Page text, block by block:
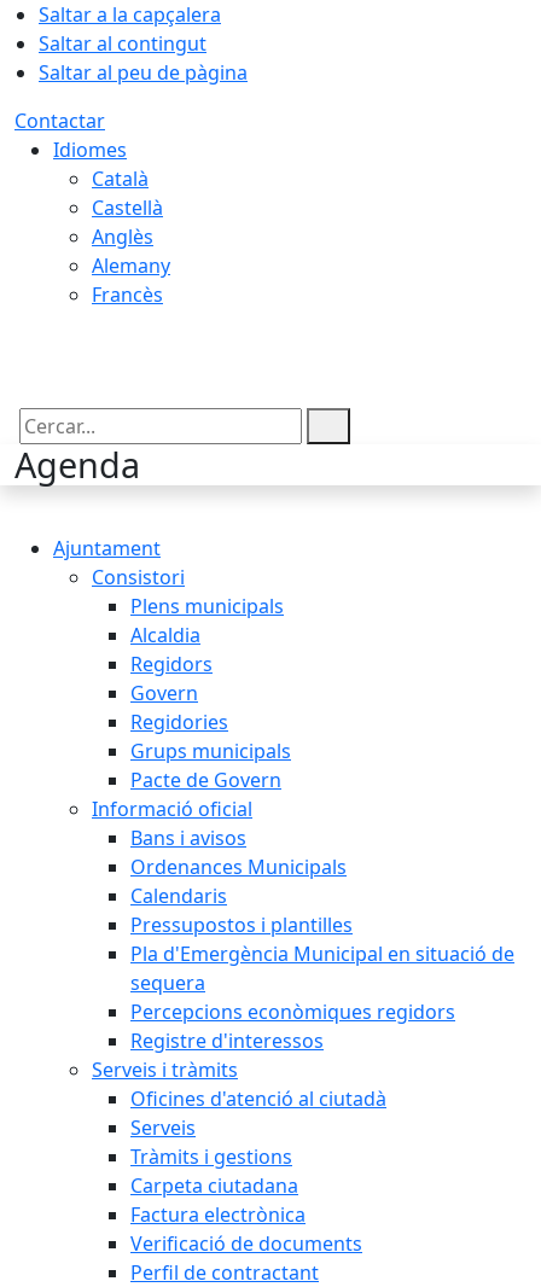
Saltar a la capçalera
Saltar al contingut
Saltar al peu de pàgina
Contactar
Idiomes
Català
Castellà
Anglès
Alemany
Francès
Cercar:
Agenda
Ajuntament
Consistori
Plens municipals
Alcaldia
Regidors
Govern
Regidories
Grups municipals
Pacte de Govern
Informació oficial
Bans i avisos
Ordenances Municipals
Calendaris
Pressupostos i plantilles
Pla d'Emergència Municipal en situació de
sequera
Percepcions econòmiques regidors
Registre d'interessos
Serveis i tràmits
Oficines d'atenció al ciutadà
Serveis
Tràmits i gestions
Carpeta ciutadana
Factura electrònica
Verificació de documents
Perfil de contractant